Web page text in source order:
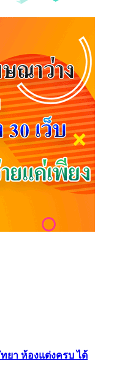
ยา ห้องแต่งครบ ได้